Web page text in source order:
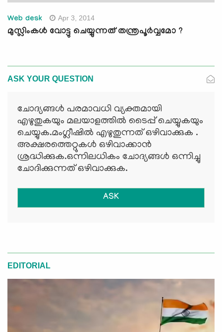
Web desk Apr 3, 2014
മുസ്ലിംകള്‍ വോട്ടു ചെയ്യുന്നത് തന്ത്രപൂര്‍വ്വമോ ?
ASK YOUR QUESTION
ചോദ്യങ്ങള്‍ പരമാവധി വ്യക്തമായി
എഴുതുകയും മലയാളത്തില്‍ ടൈപ്പ് ചെയ്യുകയും
ചെയ്യുക.മംഗ്ലീഷില്‍ എഴുതുന്നത് ഒഴിവാക്കുക .
അക്ഷരത്തെറ്റുകള്‍ ഒഴിവാക്കാന്‍
ശ്രദ്ധിക്കുക.ഒന്നിലധികം ചോദ്യങ്ങള്‍ ഒന്നിച്ചു
ചോദിക്കുന്നത് ഒഴിവാക്കുക.
ASK
EDITORIAL